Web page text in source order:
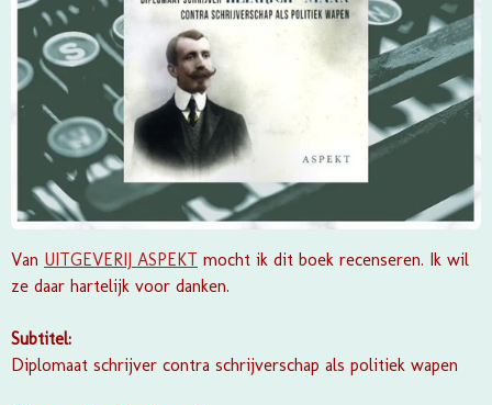
Van UITGEVERIJ ASPEKT mocht ik dit boek recenseren. Ik wil
ze daar hartelijk voor danken.
Subtitel:
Diplomaat schrijver contra schrijverschap als politiek wapen